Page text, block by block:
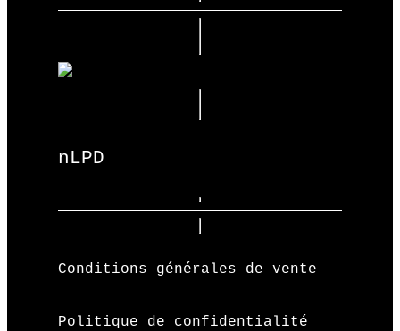
nLPD
Conditions générales de vente
Politique de confidentialité